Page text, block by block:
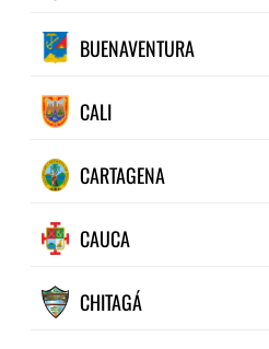
BUENAVENTURA
CALI
CARTAGENA
CAUCA
CHITAGÁ